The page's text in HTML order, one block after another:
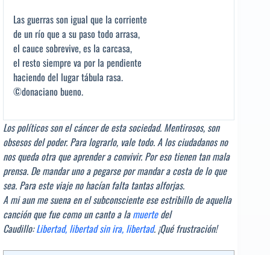
Las guerras son igual que la corriente
de un río que a su paso todo arrasa,
el cauce sobrevive, es la carcasa,
el resto siempre va por la pendiente
haciendo del lugar tábula rasa.
©donaciano bueno.
Los políticos son el cáncer de esta sociedad. Mentirosos, son
obsesos del poder. Para lograrlo, vale todo. A los ciudadanos no
nos queda otra que aprender a convivir. Por eso tienen tan mala
prensa. De mandar uno a pegarse por mandar a costa de lo que
sea. Para este viaje no hacían falta tantas alforjas.
A mi aun me suena en el subconsciente ese estribillo de aquella
canción que fue como un canto a lamuertedel
Caudillo:Libertad, libertad sin ira, libertad. ¡Qué frustración!